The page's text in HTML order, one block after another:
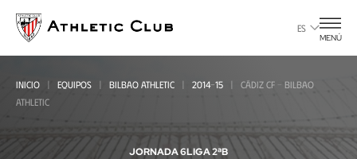
contenido
principal
ES
MENÚ
INICIO EQUIPOS BILBAO ATHLETIC 2014-15
CÁDIZ CF - BILBAO
ATHLETIC
JORNADA 6LIGA 2ªB